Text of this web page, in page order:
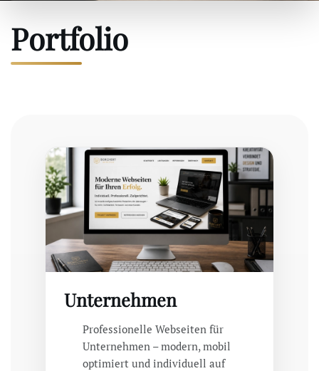
Portfolio
Unternehmen
Professionelle Webseiten für
Unternehmen – modern, mobil
optimiert und individuell auf